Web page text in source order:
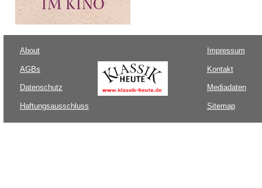
About
AGBs
Datenschutz
Haftungsausschluss
Impressum
Kontakt
Mediadaten
Sitemap